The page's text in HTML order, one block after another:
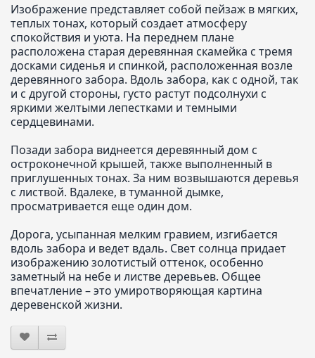
Изображение представляет собой пейзаж в мягких,
теплых тонах, который создает атмосферу
спокойствия и уюта. На переднем плане
расположена старая деревянная скамейка с тремя
досками сиденья и спинкой, расположенная возле
деревянного забора. Вдоль забора, как с одной, так
и с другой стороны, густо растут подсолнухи с
яркими желтыми лепестками и темными
сердцевинами.
Позади забора виднеется деревянный дом с
остроконечной крышей, также выполненный в
приглушенных тонах. За ним возвышаются деревья
с листвой. Вдалеке, в туманной дымке,
просматривается еще один дом.
Дорога, усыпанная мелким гравием, изгибается
вдоль забора и ведет вдаль. Свет солнца придает
изображению золотистый оттенок, особенно
заметный на небе и листве деревьев. Общее
впечатление – это умиротворяющая картина
деревенской жизни.